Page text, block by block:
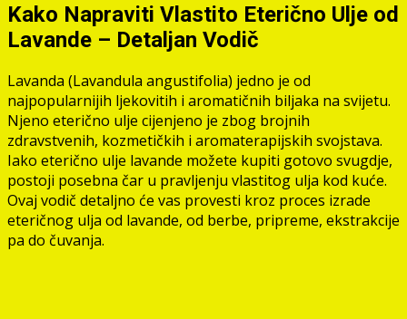
Kako Napraviti Vlastito Eterično Ulje od
Lavande – Detaljan Vodič
Lavanda (Lavandula angustifolia) jedno je od
najpopularnijih ljekovitih i aromatičnih biljaka na svijetu.
Njeno eterično ulje cijenjeno je zbog brojnih
zdravstvenih, kozmetičkih i aromaterapijskih svojstava.
Iako eterično ulje lavande možete kupiti gotovo svugdje,
postoji posebna čar u pravljenju vlastitog ulja kod kuće.
Ovaj vodič detaljno će vas provesti kroz proces izrade
eteričnog ulja od lavande, od berbe, pripreme, ekstrakcije
pa do čuvanja.